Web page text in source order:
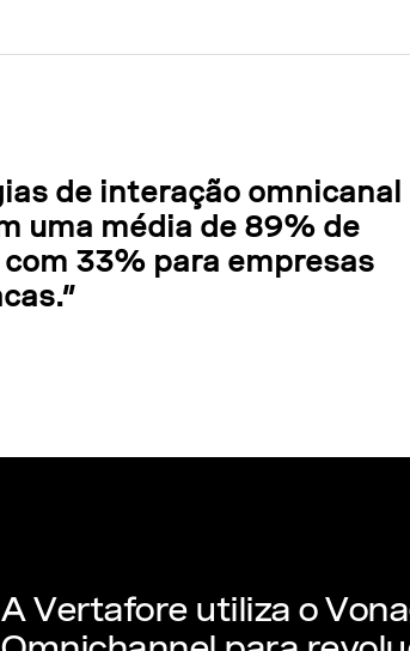
de interação omnicanal
uma média de 89% de
33% para empresas
A Vertafore utiliza o